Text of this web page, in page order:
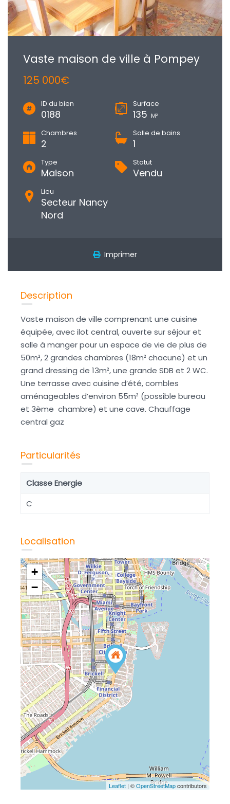
Vaste maison de ville à Pompey
125 000€
ID du bien
0188
Surface
135 M²
Chambres
2
Salle de bains
1
Type
Maison
Statut
Vendu
Lieu
Secteur Nancy
Nord
Imprimer
Description
Vaste maison de ville comprenant une cuisine
équipée, avec ilot central, ouverte sur séjour et
salle à manger pour un espace de vie de plus de
50m², 2 grandes chambres (18m² chacune) et un
grand dressing de 13m², une grande SDB et 2 WC.
Une terrasse avec cuisine d’été, combles
aménageables d’environ 55m² (possible bureau
et 3ème chambre) et une cave. Chauffage
central gaz
Particularités
Classe Energie
C
Localisation
+
−
Leaflet | ©OpenStreetMapcontributors